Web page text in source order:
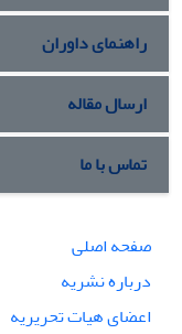
راهنمای داوران
ارسال مقاله
تماس با ما
صفحه اصلی
درباره نشریه
اعضای هیات تحریریه